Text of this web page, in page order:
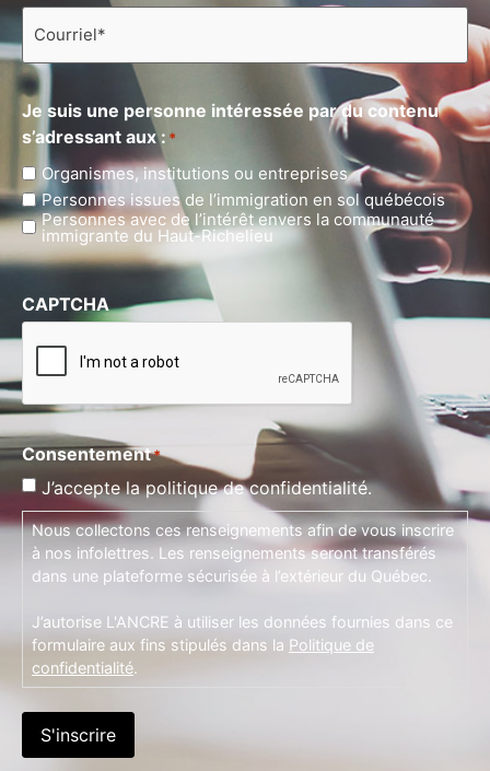
Courriel
Je suis une personne intéressée par du contenu
s’adressant aux : *
Organismes, institutions ou entreprises
Personnes issues de l’immigration en sol québécois
Personnes avec de l’intérêt envers la communauté
immigrante du Haut-Richelieu
CAPTCHA
Consentement*
J’accepte la politique de confidentialité.
Nous collectons ces renseignements afin de vous inscrire
à nos infolettres. Les renseignements seront transférés
dans une plateforme sécurisée à l’extérieur du Québec.
J’autorise L'ANCRE à utiliser les données fournies dans ce
formulaire aux fins stipulés dans la Politique de
confidentialité.
S'inscrire